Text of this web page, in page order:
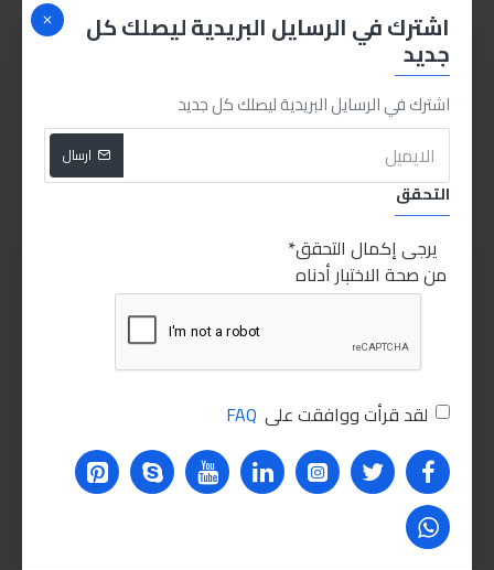
اشترك في الرسايل البريدية ليصلك كل
جديد
اشترك في الرسايل البريدية ليصلك كل جديد
ارسال
التحقق
يرجى إكمال التحقق
من صحة الاختبار أدناه
لقد قرأت ووافقت على FAQ
صاروخ انكو 5 بوصه 800 وات
385.00LE
اضافة للسلة
ميني دريل انكو
425.00LE